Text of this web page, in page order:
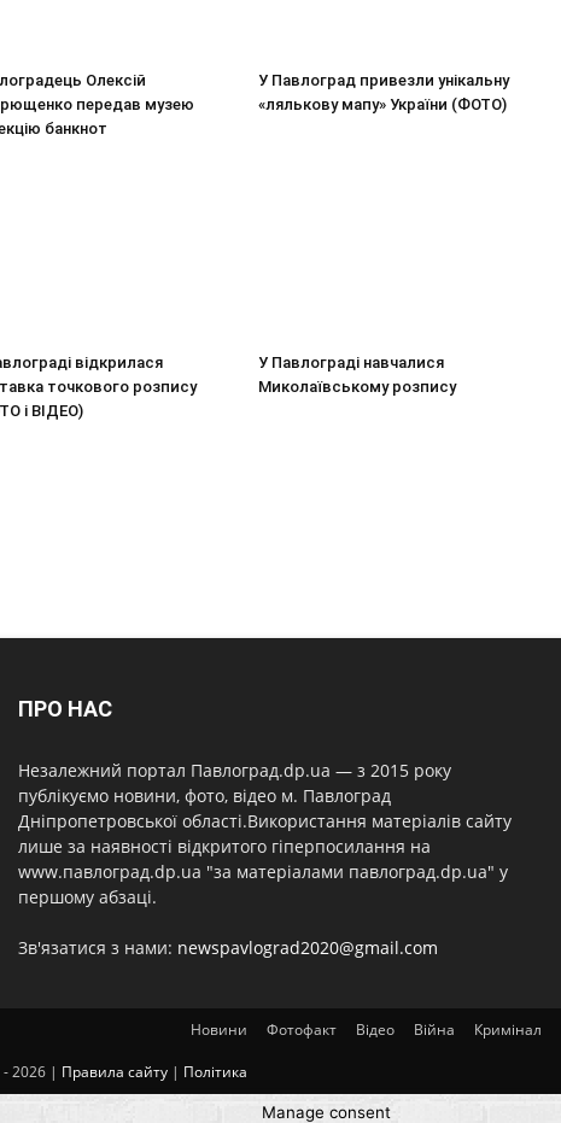
Олексій
передав музею
банкнот
У Павлоград привезли унікальну
«лялькову мапу» України (ФОТО)
відкрилася
точкового розпису
і ВІДЕО)
У Павлограді навчалися
Миколаївському розпису
ПРО НАС
Незалежний портал Павлоград.dp.ua — з 2015 року
публікуємо новини, фото, відео м. Павлоград
Дніпропетровської області.Використання матеріалів сайту
лише за наявності відкритого гіперпосилання на
www.павлоград.dp.ua "за матеріалами павлоград.dp.ua" у
першому абзаці.
Зв'язатися з нами: newspavlograd2020@gmail.com
Новини Фотофакт Відео Війна Кримінал
2026 | Правила сайту | Політика
Manage consent